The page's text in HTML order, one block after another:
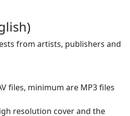
from artists, publishers and
files, minimum are MP3 files
resolution cover and the